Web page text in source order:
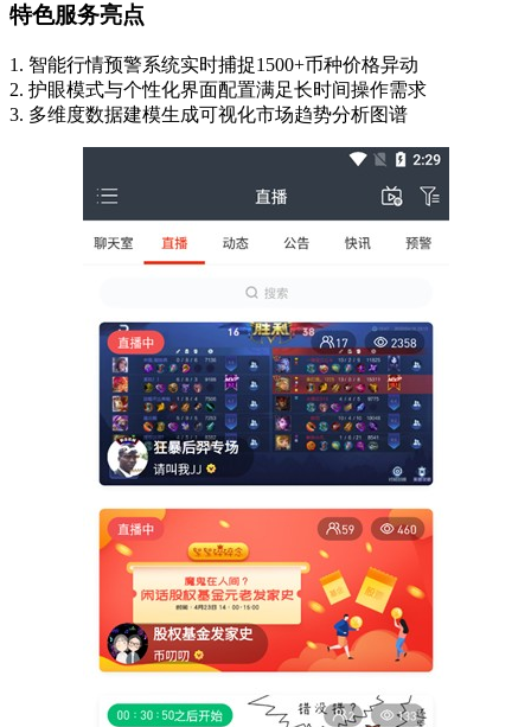
特色服务亮点
1. 智能行情预警系统实时捕捉1500+币种价格异动
2. 护眼模式与个性化界面配置满足长时间操作需求
3. 多维度数据建模生成可视化市场趋势分析图谱